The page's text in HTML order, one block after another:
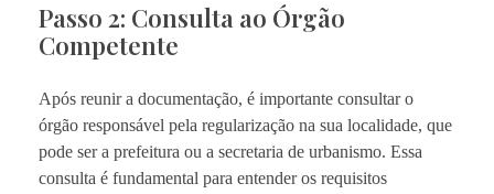
Passo 2: Consulta ao Órgão
Competente
Após reunir a documentação, é importante consultar o
órgão responsável pela regularização na sua localidade, que
pode ser a prefeitura ou a secretaria de urbanismo. Essa
consulta é fundamental para entender os requisitos